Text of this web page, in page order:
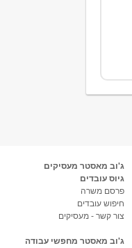
ג'וב מאסטר מעסיקים
גיוס עובדים
פרסם משרה
חיפוש עובדים
צור קשר - מעסיקים
ג'וב מאסטר מחפשי עבודה